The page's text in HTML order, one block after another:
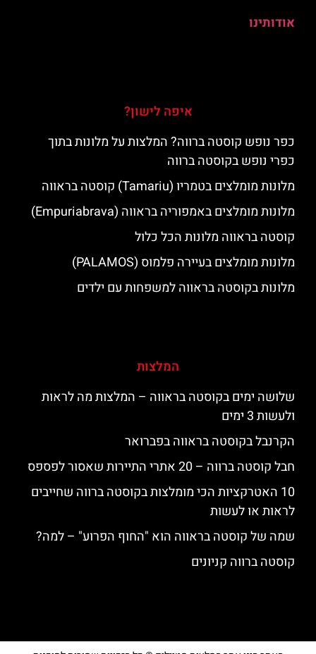
אודותינו
איפה לישון?
כפר נופש קוסטה ברווה? המלצות על מלונות בתוך
כפרי נופש בקוסטה ברווה
מלונות מומלצים בטמריו (Tamariu) קוסטה בראווה
מלונות מומלצים באמפוריה בראווה (Empuriabrava)
קוסטה בראווה מלונות הכל כלול
מלונות מומלצים בעיירה פלמוס (PALAMOS)
מלונות בקוסטה בראווה למשפחות עם ילדים
המלצות
שלושה ימים בקוסטה בראווה – המלצות מה לראות
ולעשות 3 ימים
הקרנבל בקוסטה בראווה בפברואר
חבל קוסטה ברווה – 20 אתרי התיירות שאסור לפספס
10 האטרקציות הכי מומלצות בקוסטה ברווה שחייבים
לראות או לעשות
שמה של קוסטה בראווה הוא "החוף הפרוע" – למה?
קוסטה ברווה קניונים